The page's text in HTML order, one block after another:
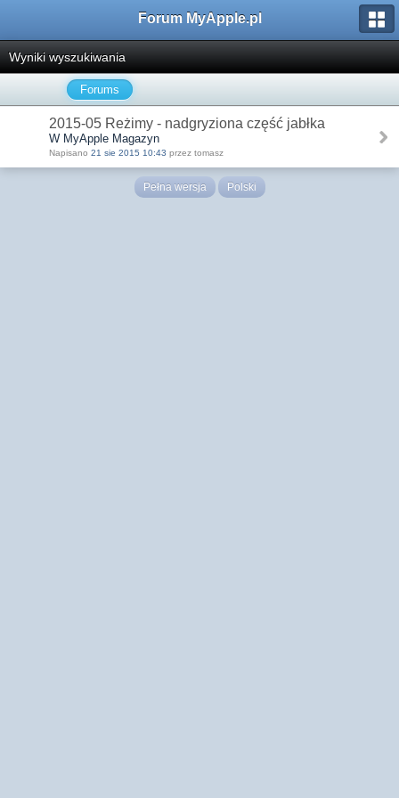
Forum MyApple.pl
Wyniki wyszukiwania
Forums
2015-05 Reżimy - nadgryziona część jabłka
W MyApple Magazyn
Napisano 21 sie 2015 10:43 przez tomasz
Pełna wersja Polski